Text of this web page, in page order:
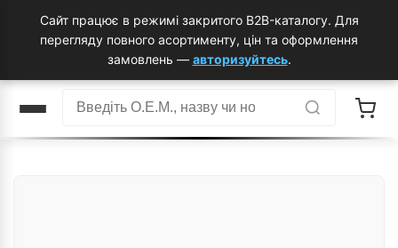
Сайт працює в режимі закритого B2B-каталогу. Для
перегляду повного асортименту, цін та оформлення
замовлень — авторизуйтесь.